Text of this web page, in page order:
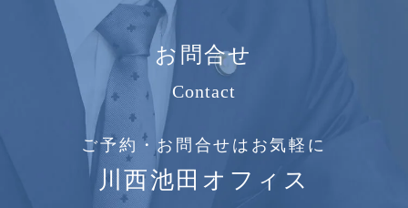
お問合せ
Contact
ご予約・お問合せはお気軽に
川西池田オフィス